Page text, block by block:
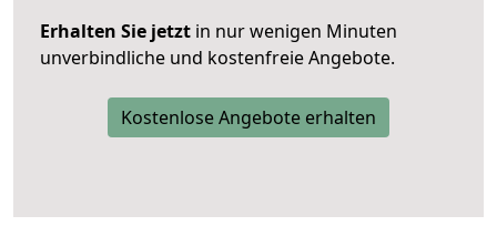
Erhalten Sie jetzt in nur wenigen Minuten
unverbindliche und kostenfreie Angebote.
Kostenlose Angebote erhalten